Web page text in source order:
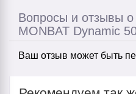
Вопросы и отзывы о
MONBAT Dynamic
Ваш отзыв может быть